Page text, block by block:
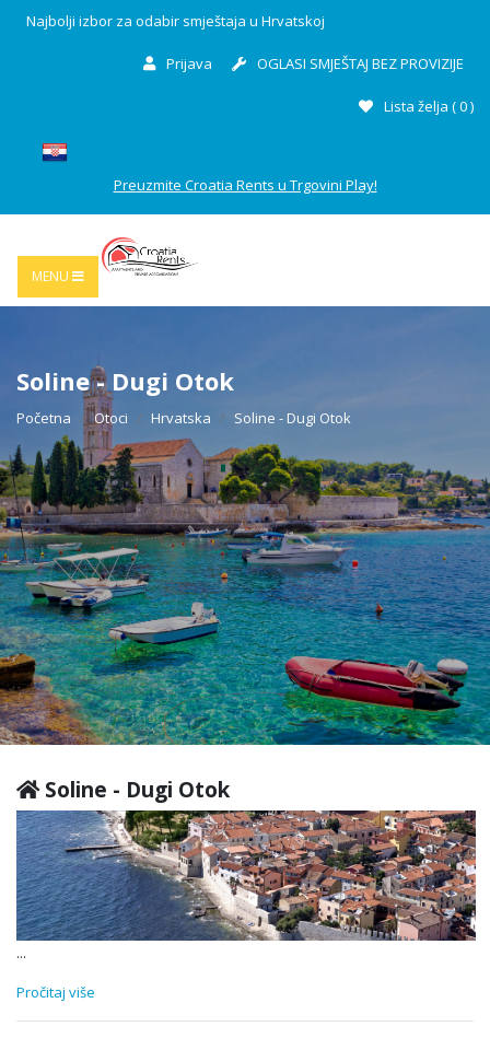
Najbolji izbor za odabir smještaja u Hrvatskoj
Prijava OGLASI SMJEŠTAJ BEZ PROVIZIJE
Lista želja (0)
Preuzmite Croatia Rents u Trgovini Play!
MENU
Soline - Dugi Otok
Početna Otoci Hrvatska Soline - Dugi Otok
Soline - Dugi Otok
...
Pročitaj više